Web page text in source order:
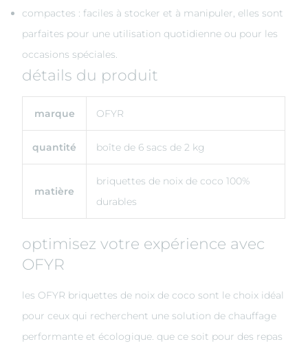
compactes : faciles à stocker et à manipuler, elles sont
parfaites pour une utilisation quotidienne ou pour les
occasions spéciales.
détails du produit
marque OFYR
quantité boîte de 6 sacs de 2 kg
matière
briquettes de noix de coco 100%
durables
optimisez votre expérience avec
OFYR
les OFYR briquettes de noix de coco sont le choix idéal
pour ceux qui recherchent une solution de chauffage
performante et écologique. que ce soit pour des repas